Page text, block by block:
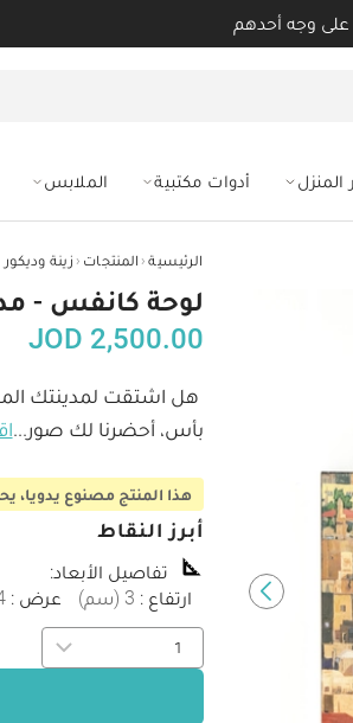
وجه أحدهم
المنزل أدوات مكتبية الملابس
الرئيسية ‹ المنتجات ‹ زينة وديكور
لوحة كانفس -
JOD 2,500.00
هل اشتقت لمدينتك
بأس، أحضرنا لك صور...
هذا المنتج مصنوع يدويا، يحتاج 3-5 أيام عمل ليصل
أبرز النقاط
تفاصيل الأبعاد:
ارتفاع :
3
(سم) عرض :